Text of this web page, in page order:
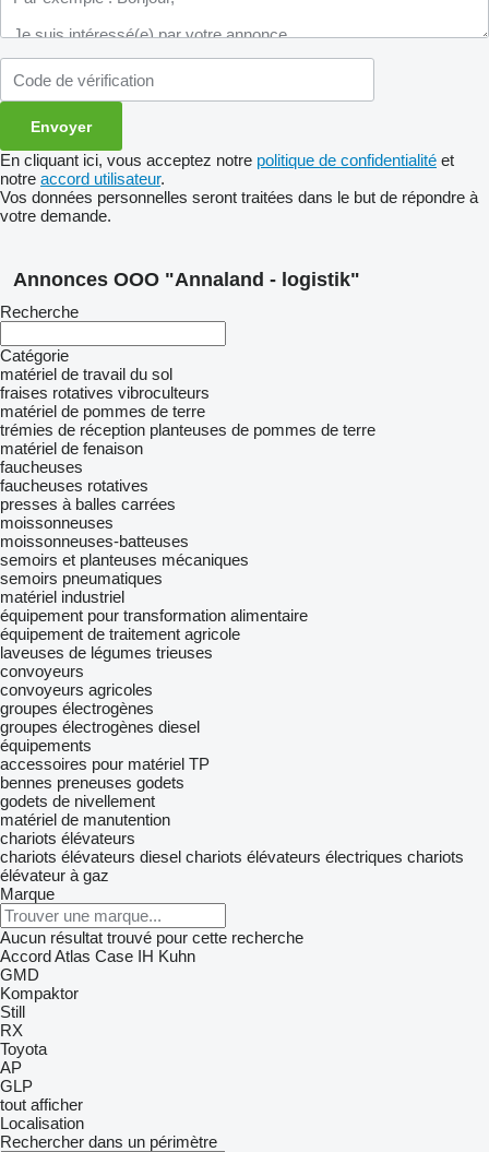
En cliquant ici, vous acceptez notre politique de confidentialité et
notre accord utilisateur.
Vos données personnelles seront traitées dans le but de répondre à
votre demande.
Annonces OOO "Annaland - logistik"
Recherche
Catégorie
matériel de travail du sol
fraises rotatives vibroculteurs
matériel de pommes de terre
trémies de réception planteuses de pommes de terre
matériel de fenaison
faucheuses
faucheuses rotatives
presses à balles carrées
moissonneuses
moissonneuses-batteuses
semoirs et planteuses mécaniques
semoirs pneumatiques
matériel industriel
équipement pour transformation alimentaire
équipement de traitement agricole
laveuses de légumes trieuses
convoyeurs
convoyeurs agricoles
groupes électrogènes
groupes électrogènes diesel
équipements
accessoires pour matériel TP
bennes preneuses godets
godets de nivellement
matériel de manutention
chariots élévateurs
chariots élévateurs diesel chariots élévateurs électriques chariots
élévateur à gaz
Marque
Aucun résultat trouvé pour cette recherche
AccordAtlas Case IH Kuhn
GMD
Kompaktor
Still
RX
Toyota
AP
GLP
tout afficher
Localisation
Rechercher dans un périmètre